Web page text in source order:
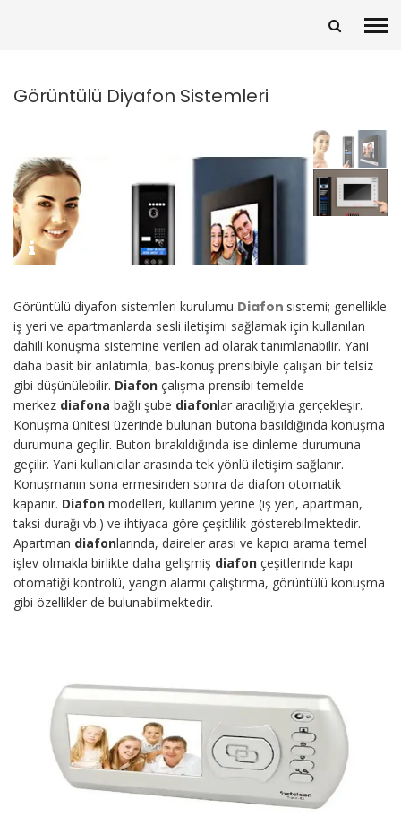
Görüntülü Diyafon Sistemleri
Görüntülü diyafon sistemleri kurulumu Diafon sistemi; genellikle
iş yeri ve apartmanlarda sesli iletişimi sağlamak için kullanılan
dahili konuşma sistemine verilen ad olarak tanımlanabilir. Yani
daha basit bir anlatımla, bas-konuş prensibiyle çalışan bir telsiz
gibi düşünülebilir. Diafon çalışma prensibi temelde
merkez diafona bağlı şube diafonlar aracılığıyla gerçekleşir.
Konuşma ünitesi üzerinde bulunan butona basıldığında konuşma
durumuna geçilir. Buton bırakıldığında ise dinleme durumuna
geçilir. Yani kullanıcılar arasında tek yönlü iletişim sağlanır.
Konuşmanın sona ermesinden sonra da diafon otomatik
kapanır. Diafon modelleri, kullanım yerine (iş yeri, apartman,
taksi durağı vb.) ve ihtiyaca göre çeşitlilik gösterebilmektedir.
Apartman diafonlarında, daireler arası ve kapıcı arama temel
işlev olmakla birlikte daha gelişmiş diafon çeşitlerinde kapı
otomatiği kontrolü, yangın alarmı çalıştırma, görüntülü konuşma
gibi özellikler de bulunabilmektedir.